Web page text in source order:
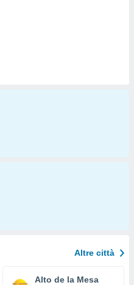
Altre città
Alto de la Mesa